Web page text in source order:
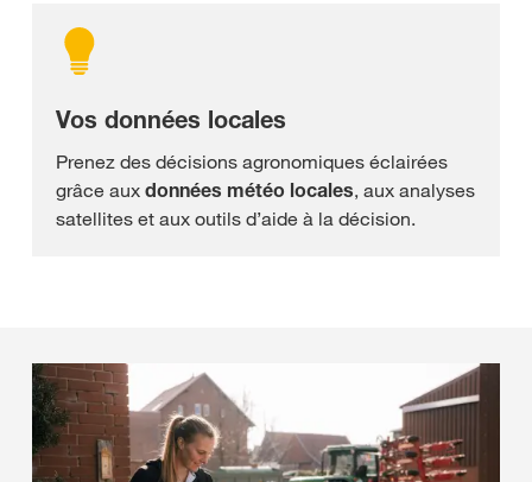
Vos données locales
Prenez des décisions agronomiques éclairées
grâce aux données météo locales, aux analyses
satellites et aux outils d’aide à la décision.